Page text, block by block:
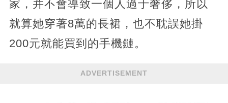
家，并不會導致一個人過于奢侈，所以
就算她穿著8萬的長裙，也不耽誤她掛
200元就能買到的手機鏈。
ADVERTISEMENT